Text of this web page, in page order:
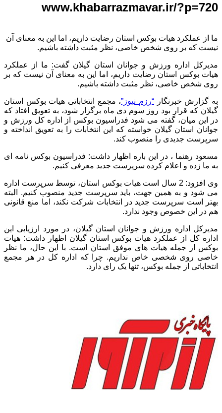
www.khabarrazmavar.ir/?p=720
ما از عملکرد هیات بوکس استان رضایت داریم، اما این به معنای آن
نیست که بر روی شخص خاصی، نظر مثبت داشته باشیم.
مدیرکل اداره ورزش و جوانان استان گیلان گفت: ما از عملکرد
هیات بوکس استان رضایت داریم، اما این به معنای آن نیست که بر
روی شخص خاصی، نظر مثبت داشته باشیم.
به گزارش خبرنگار “رزم نیوز”، مجمع انتخاباتی هیات بوکس استان
گیلان که قرار بود روز سوم دی ماه برگزار شود، به تعویق افتاد که
در این میان، گفته می شود فدراسیون بوکس از اداره کل ورزش و
جوانان استان گیلان خواسته که این انتخابات را به تعویق انداخته و
سرپرست جدیدی را منصوب کند.
مسعود رهنما ، در این باره اظهار داشت: فدراسیون بوکس نامه ای
به ما زده و اعلام کرده سرپرست جدید معرفی کنیم.
وی افزود: 2 سال است هیات بوکس استان، توسط سرپرست اداره
می شود و به همین جهت، باید سرپرست جدید منصوب کنیم. البته
بهتر است سرپرست جدید در انتخابات شرکت نکند، اما منع قانونی
هم در این خصوص وجود ندارد.
مدیرکل اداره ورزش و جوانان استان گیلان، در مورد ارزیابی این
اداره کل از عملکرد هیات بوکس استان گیلان اظهار داشت: هیات
بوکس از جمله هیات های موفق استان است. با این حال، ما نظر
خاصی روی شخصی خاص نداریم. چرا که اداره کل در هر مجمع
انتخاباتی از جمله بوکس، تنها یک رای دارد.